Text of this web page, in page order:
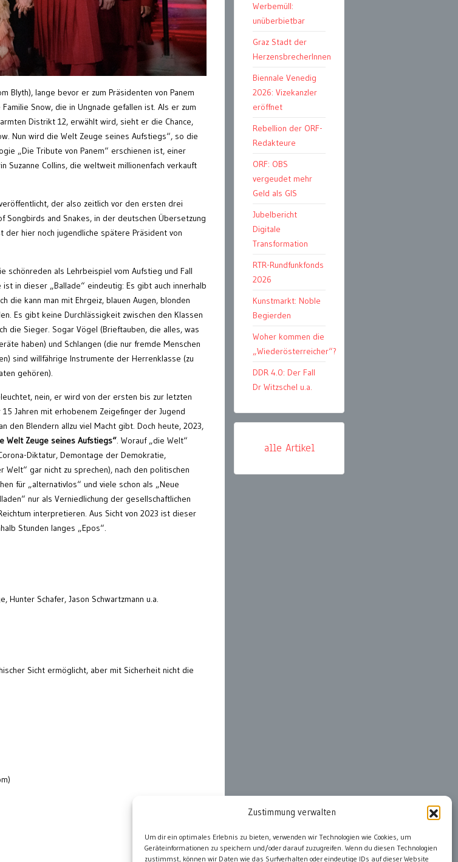
Zustimmung verwalten
Um dir ein optimales Erlebnis zu bieten, verwenden wir Technologien wie Cookies, um
Geräteinformationen zu speichern und/oder darauf zuzugreifen. Wenn du diesen Technologien
zustimmst, können wir Daten wie das Surfverhalten oder eindeutige IDs auf dieser Website
Blyth), lange bevor er zum Präsidenten von Panem
Snow, die in Ungnade gefallen ist. Als er zum
Distrikt 12, erwählt wird, sieht er die Chance,
Nun wird die Welt Zeuge seines Aufstiegs“, so die
„Die Tribute von Panem“ erschienen ist, einer
Suzanne Collins, die weltweit millionenfach verkauft
der also zeitlich vor den ersten drei
Songbirds and Snakes, in der deutschen Übersetzung
der hier noch jugendliche spätere Präsident von
schönreden als Lehrbeispiel vom Aufstieg und Fall
in dieser „Ballade“ eindeutig: Es gibt auch innerhalb
die kann man mit Ehrgeiz, blauen Augen, blonden
Es gibt keine Durchlässigkeit zwischen den Klassen
die Sieger. Sogar Vögel (Brieftauben, die alles, was
haben) und Schlangen (die nur fremde Menschen
sind willfährige Instrumente der Herrenklasse (zu
gehören).
nein, er wird von der ersten bis zur letzten
Jahren mit erhobenem Zeigefinger der Jugend
den Blendern allzu viel Macht gibt. Doch heute, 2023,
Welt Zeuge seines Aufstiegs“. Worauf „die Welt“
Diktatur, Demontage der Demokratie,
gar nicht zu sprechen), nach den politischen
für „alternativlos“ und viele schon als „Neue
nur als Verniedlichung der gesellschaftlichen
interpretieren. Aus Sicht von 2023 ist dieser
Stunden langes „Epos“.
Hunter Schafer, Jason Schwartzmann u.a.
Sicht ermöglicht, aber mit Sicherheit nicht die
Werbemüll:
unüberbietbar
Graz Stadt der
HerzensbrecherInnen
Biennale Venedig
2026: Vizekanzler
eröffnet
Rebellion der ORF-
Redakteure
ORF: OBS
vergeudet mehr
Geld als GIS
Jubelbericht
Digitale
Transformation
RTR-Rundfunkfonds
2026
Kunstmarkt: Noble
Begierden
Woher kommen die
„Wiederösterreicher“?
DDR 4.0: Der Fall
Dr Witzschel u.a.
alle Artikel